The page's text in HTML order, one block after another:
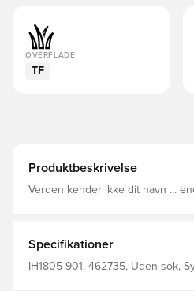
OVERFLADE
TF
Produktbeskrivelse
Verden kender ikke dit navn ...
Specifikationer
IH1805-901, 462735, Uden sok,